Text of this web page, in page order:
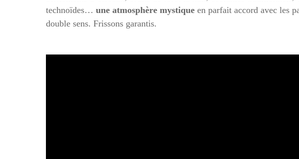
technoïdes… une atmosphère mystique en parfait accord avec les
double sens. Frissons garantis.